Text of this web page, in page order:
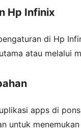
Hp Infinix
di Hp
atau melalui
apps di
untuk